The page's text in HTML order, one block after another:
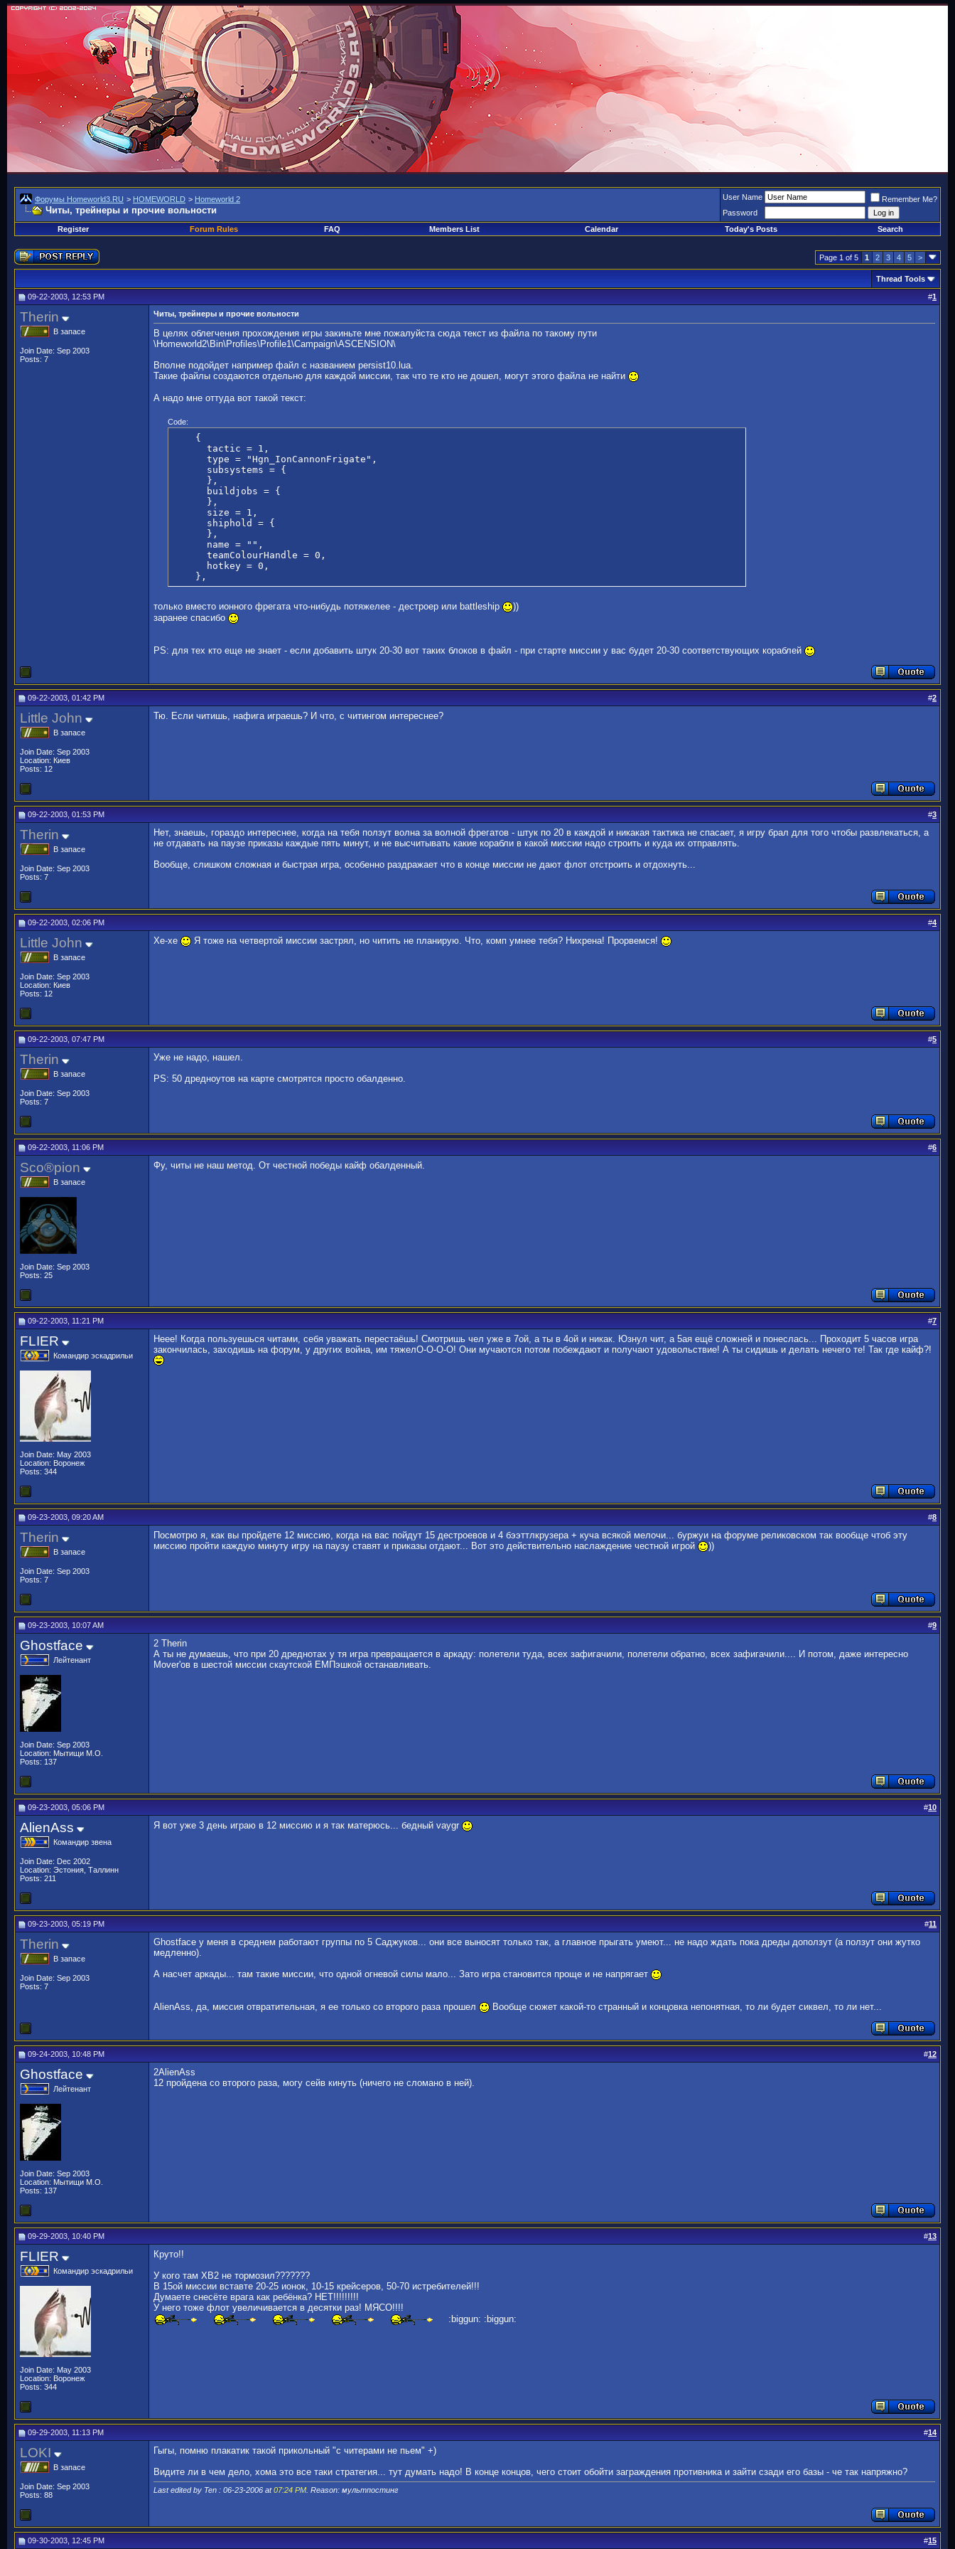
Форумы Homeworld3.RU > HOMEWORLD > Homeworld 2
Читы, трейнеры и прочие вольности
User Name
Remember Me?
Password
Register
Forum Rules FAQ Members List Calendar Today's Posts Search
Page 1 of 5 1 2 3 4 5 >
Thread Tools
09-22-2003, 12:53 PM #1
Therin
В запасе
Join Date: Sep 2003
Posts: 7
Читы, трейнеры и прочие вольности
В целях облегчения прохождения игры закиньте мне пожалуйста сюда текст из файла по такому пути
\Homeworld2\Bin\Profiles\Profile1\Campaign\ASCENSION\
Вполне подойдет например файл с названием persist10.lua.
Такие файлы создаются отдельно для каждой миссии, так что те кто не дошел, могут этого файла не найти
А надо мне оттуда вот такой текст:
Code:
    {
      tactic = 1,
      type = "Hgn_IonCannonFrigate",
      subsystems = {
      },
      buildjobs = {
      },
      size = 1,
      shiphold = {
      },
      name = "",
      teamColourHandle = 0,
      hotkey = 0,
    },
только вместо ионного фрегата что-нибудь потяжелее - дестроер или battleship
))
заранее спасибо
PS: для тех кто еще не знает - если добавить штук 20-30 вот таких блоков в файл - при старте миссии у вас будет 20-30 соответствующих кораблей
09-22-2003, 01:42 PM #2
Little John
В запасе
Join Date: Sep 2003
Location: Киев
Posts: 12
Тю. Если читишь, нафига играешь? И что, с читингом интереснее?
09-22-2003, 01:53 PM #3
Therin
В запасе
Join Date: Sep 2003
Posts: 7
Нет, знаешь, гораздо интереснее, когда на тебя ползут волна за волной фрегатов - штук по 20 в каждой и никакая тактика не спасает, я игру брал для того чтобы развлекаться, а
не отдавать на паузе приказы каждые пять минут, и не высчитывать какие корабли в какой миссии надо строить и куда их отправлять.
Вообще, слишком сложная и быстрая игра, особенно раздражает что в конце миссии не дают флот отстроить и отдохнуть...
09-22-2003, 02:06 PM #4
Little John
В запасе
Join Date: Sep 2003
Location: Киев
Posts: 12
Хе-хе Я тоже на четвертой миссии застрял, но читить не планирую. Что, комп умнее тебя? Нихрена! Прорвемся!
09-22-2003, 07:47 PM #5
Therin
В запасе
Join Date: Sep 2003
Posts: 7
Уже не надо, нашел.
PS: 50 дредноутов на карте смотрятся просто обалденно.
09-22-2003, 11:06 PM #6
Sco®pion
В запасе
Join Date: Sep 2003
Posts: 25
Фу, читы не наш метод. От честной победы кайф обалденный.
09-22-2003, 11:21 PM #7
FLIER
Командир эскадрильи
Join Date: May 2003
Location: Воронеж
Posts: 344
Неее! Когда пользуешься читами, себя уважать перестаёшь! Смотришь чел уже в 7ой, а ты в 4ой и никак. Юзнул чит, а 5ая ещё сложней и понеслась... Проходит 5 часов игра
закончилась, заходишь на форум, у других война, им тяжелО-О-О-О! Они мучаются потом побеждают и получают удовольствие! А ты сидишь и делать нечего те! Так где кайф?!
09-23-2003, 09:20 AM #8
Therin
В запасе
Join Date: Sep 2003
Posts: 7
Посмотрю я, как вы пройдете 12 миссию, когда на вас пойдут 15 дестроевов и 4 бээттлкрузера + куча всякой мелочи... буржуи на форуме реликовском так вообще чтоб эту
миссию пройти каждую минуту игру на паузу ставят и приказы отдают... Вот это действительно наслаждение честной игрой
))
09-23-2003, 10:07 AM #9
Ghostface
Лейтенант
Join Date: Sep 2003
Location: Мытищи М.О.
Posts: 137
2 Therin
А ты не думаешь, что при 20 дреднотах у тя игра превращается в аркаду: полетели туда, всех зафигачили, полетели обратно, всех зафигачили.... И потом, даже интересно
Mover'ов в шестой миссии скаутской ЕМПэшкой останавливать.
09-23-2003, 05:06 PM #10
AlienAss
Командир звена
Join Date: Dec 2002
Location: Эстония, Таллинн
Posts: 211
Я вот уже 3 день играю в 12 миссию и я так матерюсь... бедный vaygr
09-23-2003, 05:19 PM #11
Therin
В запасе
Join Date: Sep 2003
Posts: 7
Ghostface у меня в среднем работают группы по 5 Саджуков... они все выносят только так, а главное прыгать умеют... не надо ждать пока дреды доползут (а ползут они жутко
медленно).
А насчет аркады... там такие миссии, что одной огневой силы мало... Зато игра становится проще и не напрягает
AlienAss, да, миссия отвратительная, я ее только со второго раза прошел Вообще сюжет какой-то странный и концовка непонятная, то ли будет сиквел, то ли нет...
09-24-2003, 10:48 PM #12
Ghostface
Лейтенант
Join Date: Sep 2003
Location: Мытищи М.О.
Posts: 137
2AlienAss
12 пройдена со второго раза, могу сейв кинуть (ничего не сломано в ней).
09-29-2003, 10:40 PM #13
FLIER
Командир эскадрильи
Join Date: May 2003
Location: Воронеж
Posts: 344
Круто!!
У кого там ХВ2 не тормозил???????
В 15ой миссии вставте 20-25 ионок, 10-15 крейсеров, 50-70 истребителей!!!
Думаете снесёте врага как ребёнка? НЕТ!!!!!!!!!
У него тоже флот увеличивается в десятки раз! МЯСО!!!!
:biggun: :biggun:
09-29-2003, 11:13 PM #14
LOKI
В запасе
Join Date: Sep 2003
Posts: 88
Гыгы, помню плакатик такой прикольный "с читерами не пьем" +)
Видите ли в чем дело, хома это все таки стратегия... тут думать надо! В конце концов, чего стоит обойти заграждения противника и зайти сзади его базы - че так напряжно?
Last edited by Ten : 06-23-2006 at07:24 PM . Reason: мультпостинг
09-30-2003, 12:45 PM #15